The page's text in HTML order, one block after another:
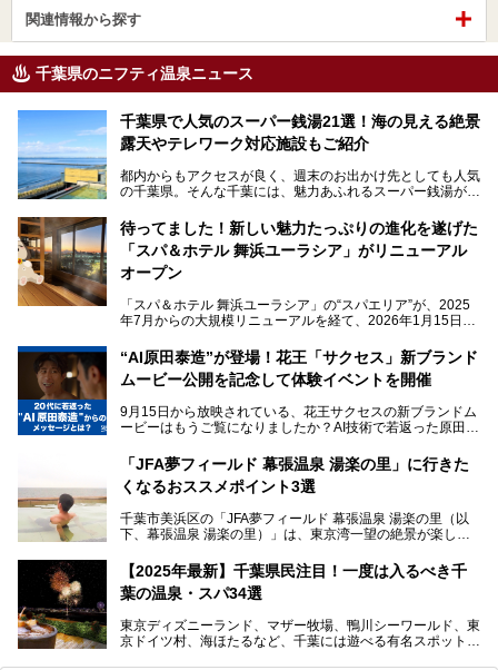
関連情報から探す
千葉県のニフティ温泉ニュース
千葉県で人気のスーパー銭湯21選！海の見える絶景
露天やテレワーク対応施設もご紹介
都内からもアクセスが良く、週末のお出かけ先としても人気
の千葉県。そんな千葉には、魅力あふれるスーパー銭湯がた
「サウナでしっかりととのいたい」「海が見える絶景で非日
常を味わいたい」「子連れでも気兼ねなく1日過ごした
い」。
そんな多様なニーズに応える施設が揃っているため、その日
の目的に合った施設がきっと見つかるはずです。
さらに最近では、24時間営業で深夜まで滞在できる施設
や、テレワーク・コワーキングスペースを備えた仕事もでき
るスパも増えており、ただの入浴施設にとどまらない進化を
本記事では、人気スーパー銭湯から絶景施設、コワーキング
スペースや休憩スペースが充実した施設、子連れファミリー
向けの施設など、目的に合わせたおすすめの施設を紹介しま
す。
ださい。
待ってました！新しい魅力たっぷりの進化を遂げた
「スパ＆ホテル 舞浜ユーラシア」がリニューアル
オープン
「スパ＆ホテル 舞浜ユーラシア」の“スパエリア”が、2025
年7月からの大規模リニューアルを経て、2026年1月15日
新設エリアや生まれ変わった浴場・サウナの魅力を、人気キ
ャラクター「ユーラシわん」と一緒にご紹介します。必見の
───
提供元：SPA＆HOTEL舞浜ユーラシア【PR】
です。
“AI原田泰造”が登場！花王「サクセス」新ブランド
ムービー公開を記念して体験イベントを開催
9月15日から放映されている、花王サクセスの新ブランドム
ービーはもうご覧になりましたか？AI技術で若返った原田泰
伝えるムービーです。公開を記念して、スパメッツァおおた
か竜泉寺の湯にて体験イベントを開催。花王サクセスの製品
が無料で試せるチャンスです！
提供元：花王株式会社【PR】
この記事は花王株式会社商品のPRレポート記事です。
「JFA夢フィールド 幕張温泉 湯楽の里」に行きた
くなるおススメポイント3選
千葉市美浜区の「JFA夢フィールド 幕張温泉 湯楽の里（以
下、幕張温泉 湯楽の里）」は、東京湾一望の絶景が楽しめ
設備も天然温泉の露天風呂、サウナ、岩盤浴のほか、高濃度
炭酸泉、海の見えるお休み処や食事処、展望抜群の屋上ま
で、年代を問わずたっぷり楽しめます。
今回は人気のこの施設の中でも、特におススメしたい3つの
ポイントについて厳選してお届けします。読めばきっと、行
【2025年最新】千葉県民注目！一度は入るべき千
葉の温泉・スパ34選
東京ディズニーランド、マザー牧場、鴨川シーワールド、東
京ドイツ村、海ほたるなど、千葉には遊べる有名スポットが